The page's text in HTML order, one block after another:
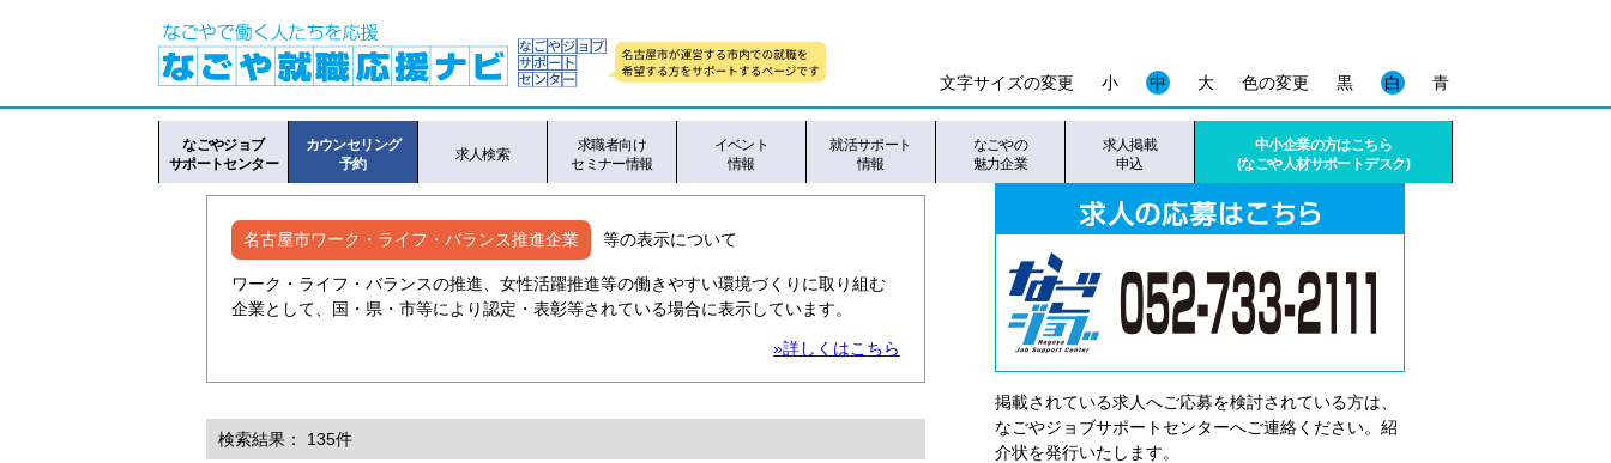
色の変更 黒 白 青
文字サイズの変更 小 中 大
なごやジョブ
サポートセンター
カウンセリング
予約
求人検索
求職者向け
セミナー情報
イベント
情報
就活サポート
情報
なごやの
魅力企業
求人掲載
申込
中小企業の方はこちら
(なごや人材サポートデスク)
名古屋市ワーク・ライフ・バランス推進企業 等の表示について
ワーク・ライフ・バランスの推進、女性活躍推進等の働きやすい環境づくりに取り組む
企業として、国・県・市等により認定・表彰等されている場合に表示しています。
»詳しくはこちら
検索結果： 135件
掲載されている求人へご応募を検討されている方は、
なごやジョブサポートセンターへご連絡ください。紹
介状を発行いたします。